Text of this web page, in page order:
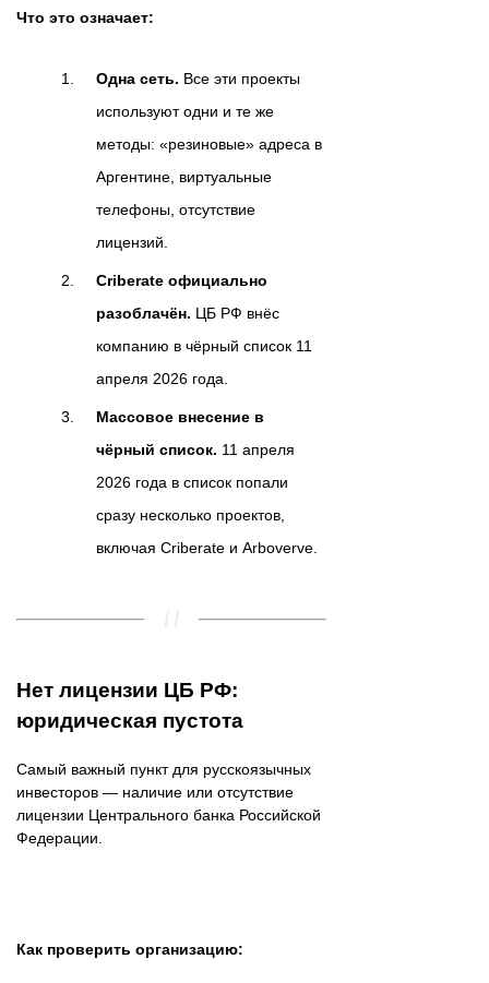
Что это означает:
Одна сеть. Все эти проекты
используют одни и те же
методы: «резиновые» адреса в
Аргентине, виртуальные
телефоны, отсутствие
лицензий.
Criberate официально
разоблачён. ЦБ РФ внёс
компанию в чёрный список 11
апреля 2026 года.
Массовое внесение в
чёрный список. 11 апреля
2026 года в список попали
сразу несколько проектов,
включая Criberate и Arboverve.
Нет лицензии ЦБ РФ:
юридическая пустота
Самый важный пункт для русскоязычных
инвесторов — наличие или отсутствие
лицензии Центрального банка Российской
Федерации.
Как проверить организацию: